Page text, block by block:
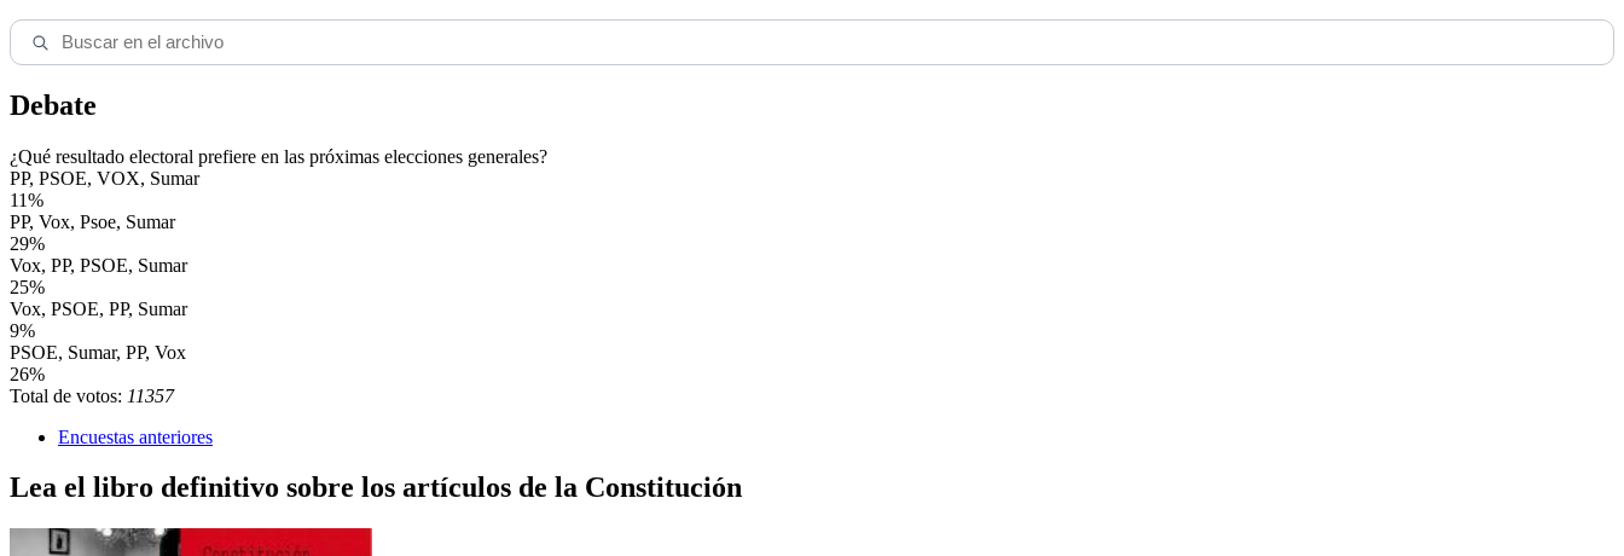
Debate
¿Qué resultado electoral prefiere en las próximas elecciones generales?
PP, PSOE, VOX, Sumar
11%
PP, Vox, Psoe, Sumar
29%
Vox, PP, PSOE, Sumar
25%
Vox, PSOE, PP, Sumar
9%
PSOE, Sumar, PP, Vox
26%
Total de votos: 11357
Encuestas anteriores
Lea el libro definitivo sobre los artículos de la Constitución